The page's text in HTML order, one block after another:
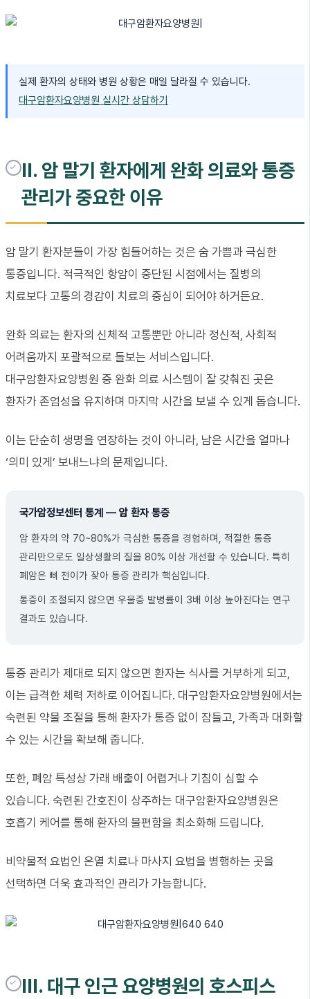
실제 환자의 상태와 병원 상황은 매일 달라질 수 있습니다.
대구암환자요양병원 실시간 상담하기
II. 암 말기 환자에게 완화 의료와 통증
관리가 중요한 이유
암 말기 환자분들이 가장 힘들어하는 것은 숨 가쁨과 극심한
통증입니다. 적극적인 항암이 중단된 시점에서는 질병의
치료보다 고통의 경감이 치료의 중심이 되어야 하거든요.
완화 의료는 환자의 신체적 고통뿐만 아니라 정신적, 사회적
어려움까지 포괄적으로 돌보는 서비스입니다.
대구암환자요양병원 중 완화 의료 시스템이 잘 갖춰진 곳은
환자가 존엄성을 유지하며 마지막 시간을 보낼 수 있게 돕습니다.
이는 단순히 생명을 연장하는 것이 아니라, 남은 시간을 얼마나
‘의미 있게’ 보내느냐의 문제입니다.
국가암정보센터 통계 — 암 환자 통증
암 환자의 약 70~80%가 극심한 통증을 경험하며, 적절한 통증
관리만으로도 일상생활의 질을 80% 이상 개선할 수 있습니다. 특히
폐암은 뼈 전이가 잦아 통증 관리가 핵심입니다.
통증이 조절되지 않으면 우울증 발병률이 3배 이상 높아진다는 연구
결과도 있습니다.
통증 관리가 제대로 되지 않으면 환자는 식사를 거부하게 되고,
이는 급격한 체력 저하로 이어집니다. 대구암환자요양병원에서는
숙련된 약물 조절을 통해 환자가 통증 없이 잠들고, 가족과 대화할
수 있는 시간을 확보해 줍니다.
또한, 폐암 특성상 가래 배출이 어렵거나 기침이 심할 수
있습니다. 숙련된 간호진이 상주하는 대구암환자요양병원은
호흡기 케어를 통해 환자의 불편함을 최소화해 드립니다.
비약물적 요법인 온열 치료나 마사지 요법을 병행하는 곳을
선택하면 더욱 효과적인 관리가 가능합니다.
III. 대구 인근 요양병원의 호스피스